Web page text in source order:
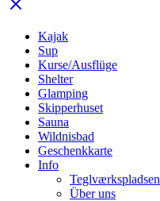
Kajak
Sup
Kurse/Ausflüge
Shelter
Glamping
Skipperhuset
Sauna
Wildnisbad
Geschenkkarte
Info
Teglværkspladsen
Über uns